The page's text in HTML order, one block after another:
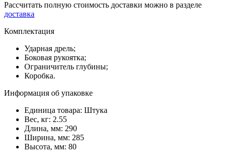
Рассчитать полную стоимость доставки можно в разделе
доставка
Комплектация
Ударная дрель;
Боковая рукоятка;
Ограничитель глубины;
Коробка.
Информация об упаковке
Единица товара: Штука
Вес, кг: 2.55
Длина, мм: 290
Ширина, мм: 285
Высота, мм: 80